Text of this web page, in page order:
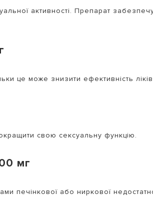
активності. Препарат
це може знизити ефективність
свою сексуальну функцію.
мг
печінкової або ниркової